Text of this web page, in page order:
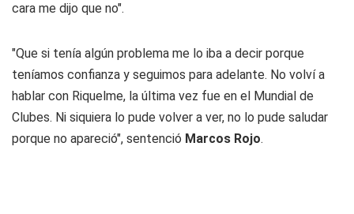
cara me dijo que no".
"Que si tenía algún problema me lo iba a decir porque
teníamos confianza y seguimos para adelante. No volví a
hablar con Riquelme, la última vez fue en el Mundial de
Clubes. Ni siquiera lo pude volver a ver, no lo pude saludar
porque no apareció", sentenció Marcos Rojo.